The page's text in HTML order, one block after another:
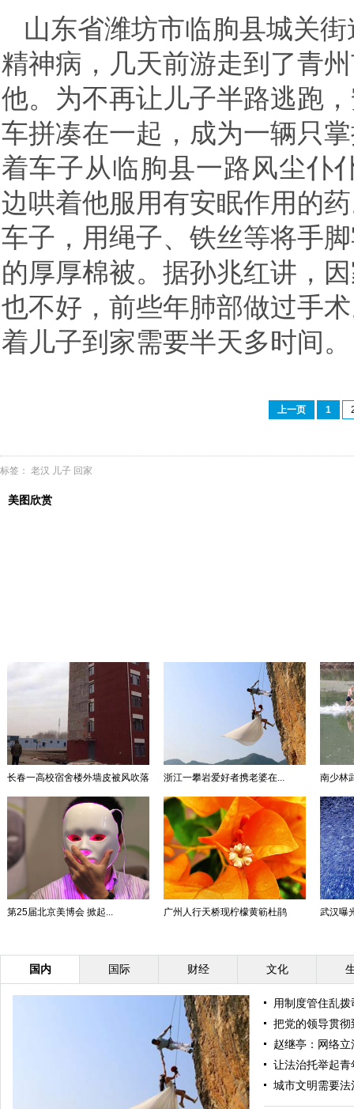
山东省潍坊市临朐县城关
精神病，几天前游走到了青
他。为不再让儿子半路逃跑
车拼凑在一起，成为一辆只
着车子从临朐县一路风尘仆
边哄着他服用有安眠作用的
车子，用绳子、铁丝等将手
的厚厚棉被。据孙兆红讲，
也不好，前些年肺部做过手
着儿子到家需要半天多时间。
上一页 1
标签： 老汉 儿子 回家
美图欣赏
长春一高校宿舍楼外墙皮被风吹落 浙江一攀岩爱好者携老婆在... 南少林
第25届北京美博会 掀起... 广州人行天桥现柠檬黄簕杜鹃 武汉曝
国内 国际 财经 文化
用制度管住乱
把党的领导贯
赵继亭：网络
让法治托举起青
城市文明需要法